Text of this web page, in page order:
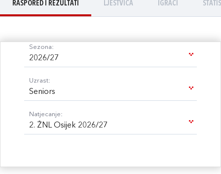
RASPORED I REZULTATI LJESTVICA IGRAČI
Sezona:
2026/27
Uzrast:
Seniors
Natjecanje:
2. ŽNL Osijek 2026/27